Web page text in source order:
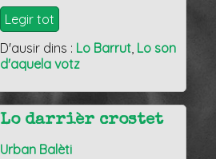
Legir tot
D'ausir dins : Lo Barrut, Lo son
d'aquela votz
Lo darrièr crostet
Urban Balèti